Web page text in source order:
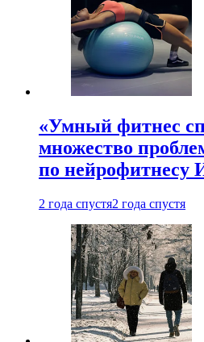
«Умный фитнес
множество
по нейрофитнесу
2 года спустя2 года спустя